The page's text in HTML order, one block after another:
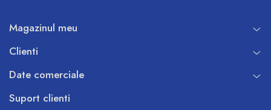
Magazinul meu
Clienti
Date comerciale
Suport clienti